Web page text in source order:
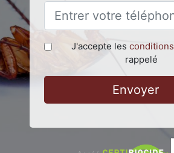
J'accepte les conditions
rappelé
Envoyer